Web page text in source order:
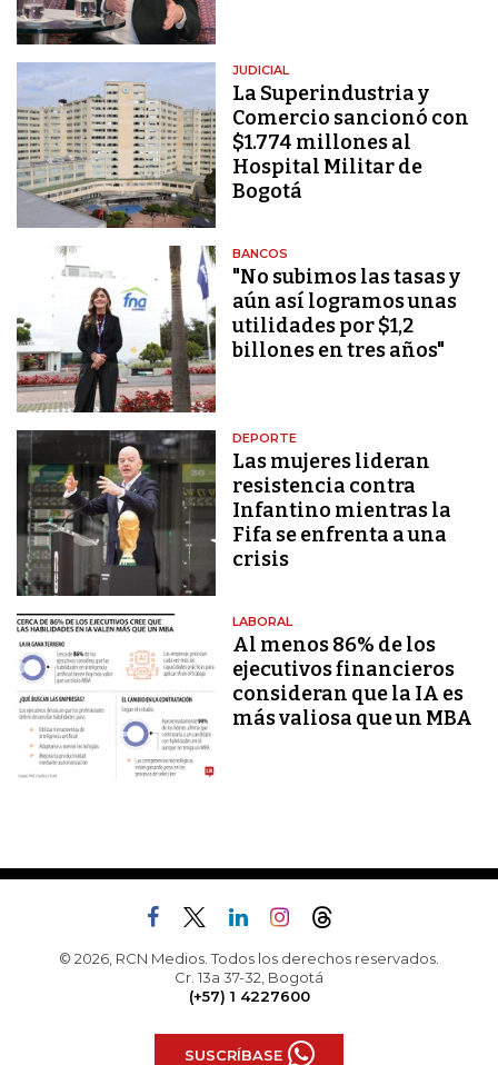
JUDICIAL
La Superindustria y
Comercio sancionó con
$1.774 millones al
Hospital Militar de
Bogotá
BANCOS
"No subimos las tasas y
aún así logramos unas
utilidades por $1,2
billones en tres años"
DEPORTE
Las mujeres lideran
resistencia contra
Infantino mientras la
Fifa se enfrenta a una
crisis
LABORAL
Al menos 86% de los
ejecutivos financieros
consideran que la IA es
más valiosa que un MBA
© 2026, RCN Medios. Todos los derechos reservados.
Cr. 13a 37-32, Bogotá
(+57) 1 4227600
SUSCRÍBASE